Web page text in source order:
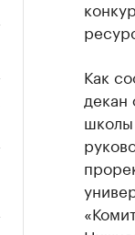
Как
декан
школы